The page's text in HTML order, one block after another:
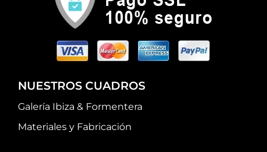
NUESTROS CUADROS
Galería Ibiza & Formentera
Materiales y Fabricación